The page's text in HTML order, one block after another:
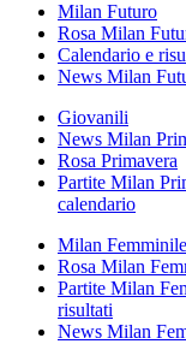
Milan Futuro
Rosa Milan
Calendario e
News Milan
Giovanili
News Milan
Rosa Primavera
Partite Milan
calendario
Milan Femminile
Rosa Milan
Partite Milan
risultati
News Milan